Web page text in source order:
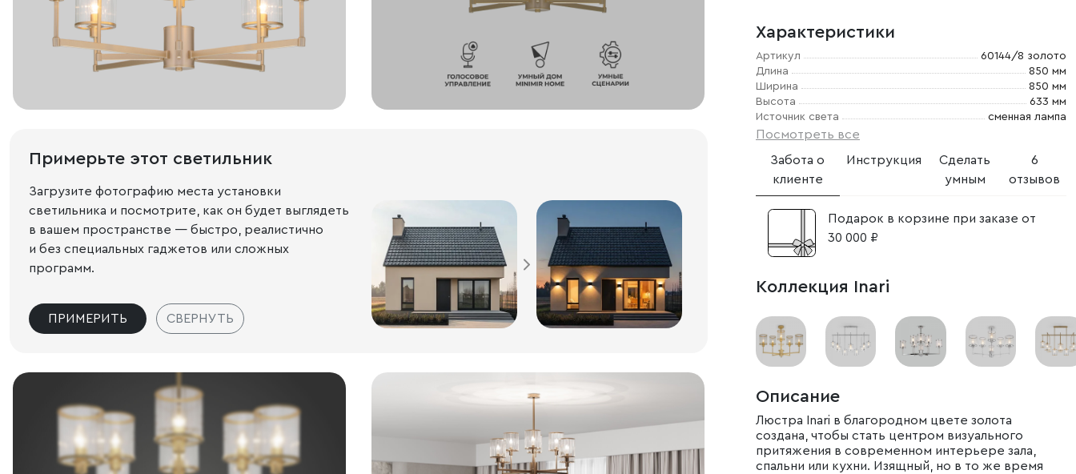
Примерьте этот светильник
Загрузите фотографию места установки
светильника и посмотрите, как он будет выглядеть
в вашем пространстве — быстро, реалистично
и без специальных гаджетов или сложных
программ.
ПРИМЕРИТЬ СВЕРНУТЬ
Характеристики
Артикул
60144/8 золото
Длина
850 мм
Ширина
850 мм
Высота
633 мм
Источник света
сменная лампа
Посмотреть все
Забота о
клиенте
Инструкция
Сделать
умным
6
отзывов
Подарок в корзине при заказе от
30 000 ₽
Коллекция Inari
Описание
Люстра Inari в благородном цвете золота
создана, чтобы стать центром визуального
притяжения в современном интерьере зала,
спальни или кухни. Изящный, но в то же время